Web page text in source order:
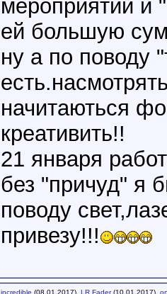
мероприятий и
ей большую
ну а по поводу
начитаються
креативить!!
21 января
без "причуд" я
поводу
привезу!!!
incredible (08.01.2017), LR Fader(10.01.2017),